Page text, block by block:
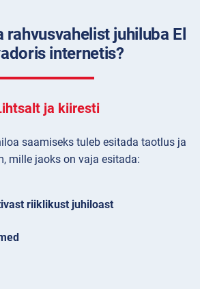
rahvusvahelist juhiluba El
internetis?
ja kiiresti
saamiseks tuleb esitada taotlus ja
mille jaoks on vaja esitada:
riiklikust juhiloast